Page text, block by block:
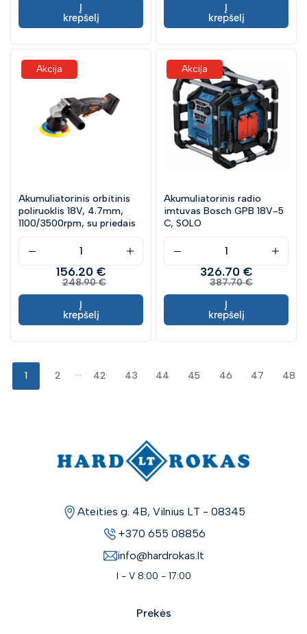
Į
krepšelį
Į
krepšelį
Akcija
Akumuliatorinis orbitinis
poliruoklis 18V, 4.7mm,
1100/3500rpm, su priedais
156.20 €
248.90 €
Į
krepšelį
Akcija
Akumuliatorinis radio
imtuvas Bosch GPB 18V-5
C, SOLO
326.70 €
387.70 €
Į
krepšelį
1 2 ... 42 43 44 45 46 47 48
Ateities g. 4B, Vilnius LT - 08345
+370 655 08856
info@hardrokas.lt
I - V 8:00 - 17:00
Prekės